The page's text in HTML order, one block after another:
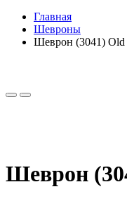
Главная
Шевроны
Шеврон (3041) Old
Шеврон